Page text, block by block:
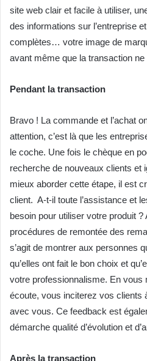
site web clair et facile à utiliser,
des informations sur l’entreprise
complètes… votre image de
avant même que la transaction ne
Pendant la transaction
Bravo ! La commande et l’achat
attention, c’est là que les
le coche. Une fois le chèque en
recherche de nouveaux clients et
mieux aborder cette étape, il est
client. A-t-il toute l’assistance et
besoin pour utiliser votre produit ?
procédures de remontée des
s’agit de montrer aux personnes
qu’elles ont fait le bon choix et
votre professionnalisme. En vous
écoute, vous inciterez vos clients
avec vous. Ce feedback est
démarche qualité d’évolution et
Après la transaction